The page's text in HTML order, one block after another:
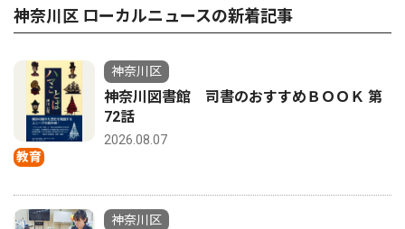
神奈川区 ローカルニュースの新着記事
教育
神奈川区
神奈川図書館 司書のおすすめＢＯＯＫ 第
72話
2026.08.07
神奈川区